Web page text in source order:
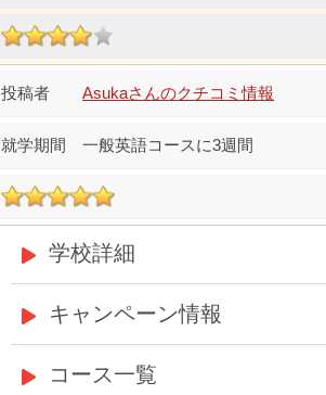
Asukaさんのクチコミ情報
一般英語コースに3週間
学校詳細
キャンペーン情報
コース一覧